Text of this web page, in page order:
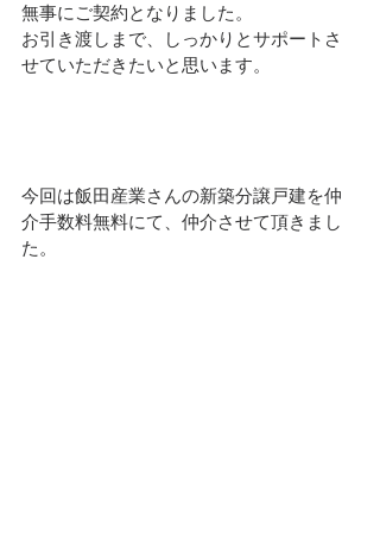
無事にご契約となりました。
お引き渡しまで、しっかりとサポートさ
せていただきたいと思います。
今回は飯田産業さんの新築分譲戸建を仲
介手数料無料にて、仲介させて頂きまし
た。